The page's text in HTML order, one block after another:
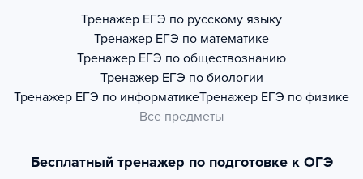
Тренажер ЕГЭ по русскому языку
Тренажер ЕГЭ по математике
Тренажер ЕГЭ по обществознанию
Тренажер ЕГЭ по биологии
Тренажер ЕГЭ по информатикеТренажер ЕГЭ по физике
Все предметы
Бесплатный тренажер по подготовке к ОГЭ